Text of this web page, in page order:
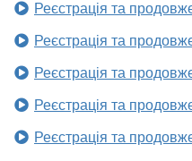
Реєстрація та
Реєстрація та
Реєстрація та
Реєстрація та
Реєстрація та